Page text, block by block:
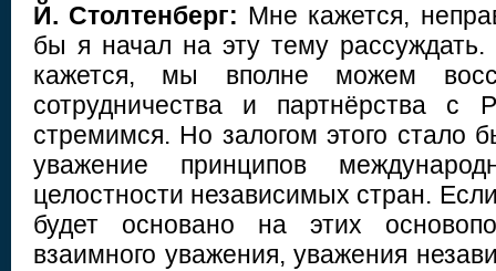
Й. Столтенберг: Мне кажется,
бы я начал на эту тему
кажется, мы вполне можем
сотрудничества и партнёрства
стремимся. Но залогом этого стало
уважение принципов
целостности независимых стран.
будет основано на этих
взаимного уважения, уважения